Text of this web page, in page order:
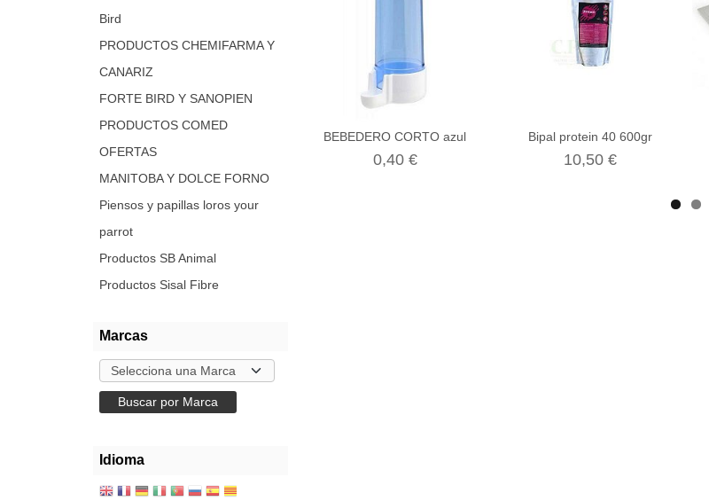
Bird
PRODUCTOS CHEMIFARMA Y
CANARIZ
FORTE BIRD Y SANOPIEN
PRODUCTOS COMED
OFERTAS
MANITOBA Y DOLCE FORNO
Piensos y papillas loros your
parrot
Productos SB Animal
Productos Sisal Fibre
Marcas
Idioma
BEBEDERO CORTO azul
0,40 €
Bipal protein 40 600gr
10,50 €